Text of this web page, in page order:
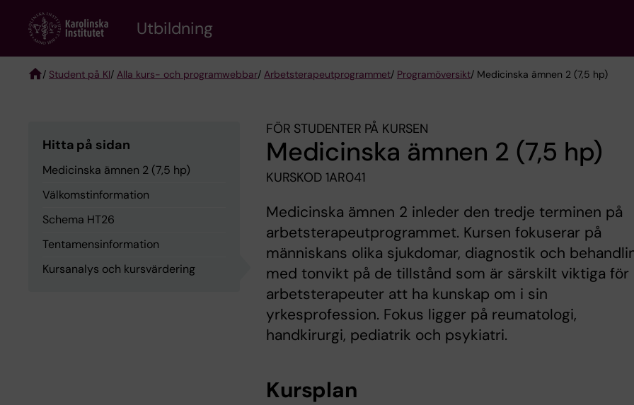
content
Utbildning
/ Student på KI/ Alla kurs- och programwebbar/ Arbetsterapeut­programmet/ Programöversikt/ Medicinska ämnen 2 (7,5 hp)
Hitta på sidan
Medicinska ämnen 2 (7,5 hp)
Välkomstinformation
Schema HT26
Tentamensinformation
Kursanalys och kursvärdering
FÖR STUDENTER PÅ KURSEN
Medicinska ämnen 2 (7,5 hp)
KURSKOD 1AR041
Medicinska ämnen 2 inleder den tredje terminen på
arbetsterapeutprogrammet. Kursen fokuserar på
människans olika sjukdomar, diagnostik och
med tonvikt på de tillstånd som är särskilt viktiga för
arbetsterapeuter att ha kunskap om i sin
yrkesprofession. Fokus ligger på reumatologi,
handkirurgi, pediatrik och psykiatri.
Kursplan